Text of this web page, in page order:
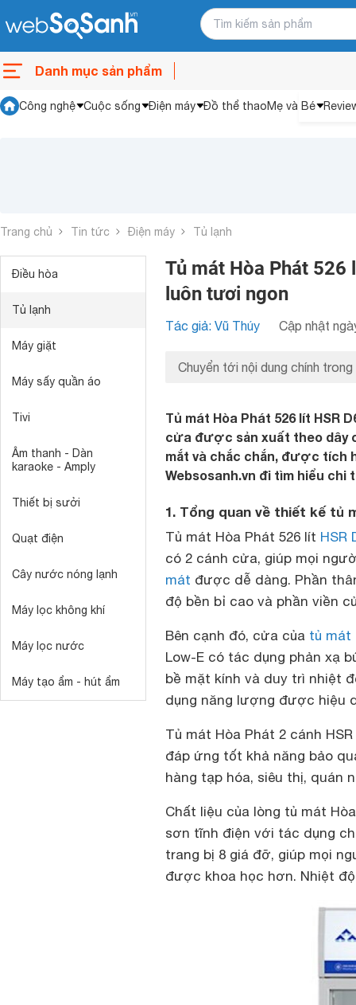
Danh mục sản phẩm
Công nghệ Cuộc sống Điện máy Đồ thể thaoMẹ và Bé
Trang chủ Tin tức Điện máy Tủ lạnh
Điều hòa
Tủ lạnh
Máy giặt
Máy sấy quần áo
Tivi
Âm thanh - Dàn
karaoke - Amply
Thiết bị sưởi
Quạt điện
Cây nước nóng lạnh
Máy lọc không khí
Máy lọc nước
Máy tạo ẩm - hút ẩm
Tủ mát Hòa Phát 526
luôn tươi ngon
Tác giả: Vũ Thúy Cập nhật
Chuyển tới nội dung chính trong
Tủ mát Hòa Phát 526 lít HSR
cửa được sản xuất theo dây
mắt và chắc chắn, được tích
Websosanh.vn đi tìm hiểu chi
1. Tổng quan về thiết kế tủ
Tủ mát Hòa Phát 526 lít HSR
có 2 cánh cửa, giúp mọi
mát được dễ dàng. Phần
độ bền bỉ cao và phần viền
Bên cạnh đó, cửa của tủ mát
Low-E có tác dụng phản xạ
bề mặt kính và duy trì nhiệt
dụng năng lượng được hiệu
Tủ mát Hòa Phát 2 cánh HSR
đáp ứng tốt khả năng bảo
hàng tạp hóa, siêu thị, quán
Chất liệu của lòng tủ mát
sơn tĩnh điện với tác dụng
trang bị 8 giá đỡ, giúp mọi
được khoa học hơn. Nhiệt